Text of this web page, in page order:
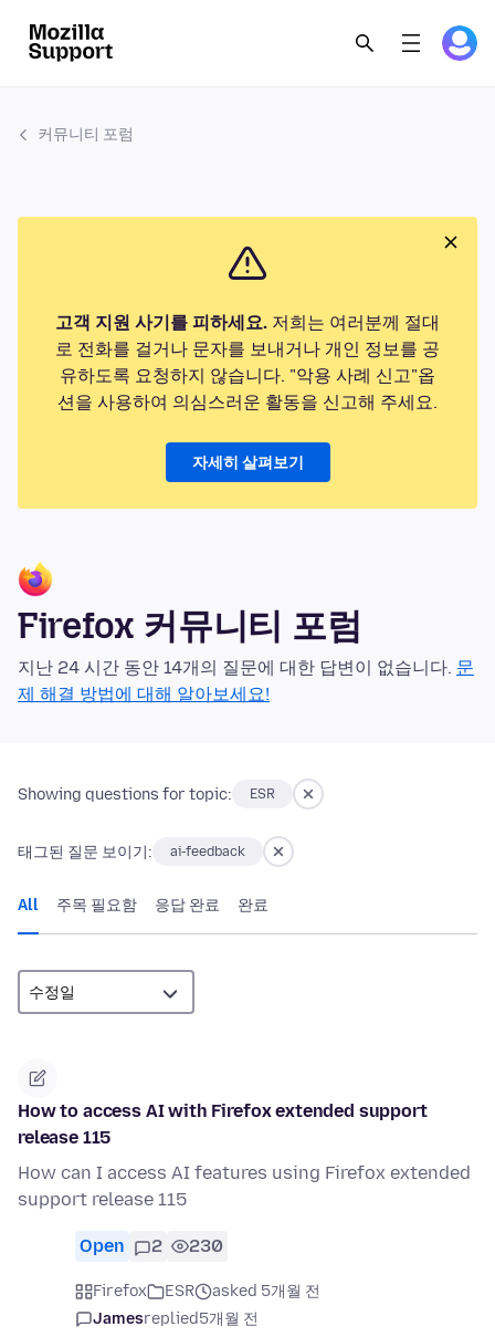
커뮤니티 포럼
고객 지원 사기를 피하세요. 저희는 여러분께 절대
로 전화를 걸거나 문자를 보내거나 개인 정보를 공
유하도록 요청하지 않습니다. "악용 사례 신고"옵
션을 사용하여 의심스러운 활동을 신고해 주세요.
자세히 살펴보기
Firefox 커뮤니티 포럼
지난 24 시간 동안 14개의 질문에 대한 답변이 없습니다. 문
제 해결 방법에 대해 알아보세요!
Showing questions for topic: ESR
태그된 질문 보이기: ai-feedback
All 주목 필요함 응답 완료 완료
How to access AI with Firefox extended support
release 115
How can I access AI features using Firefox extended
support release 115
Open 2 230
Firefox ESR
asked 5개월 전
Jamesreplied5개월 전